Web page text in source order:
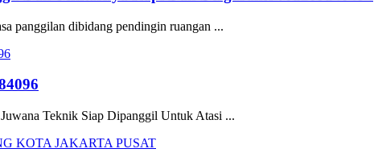
panggilan dibidang pendingin ruangan ...
Teknik Siap Dipanggil Untuk Atasi ...